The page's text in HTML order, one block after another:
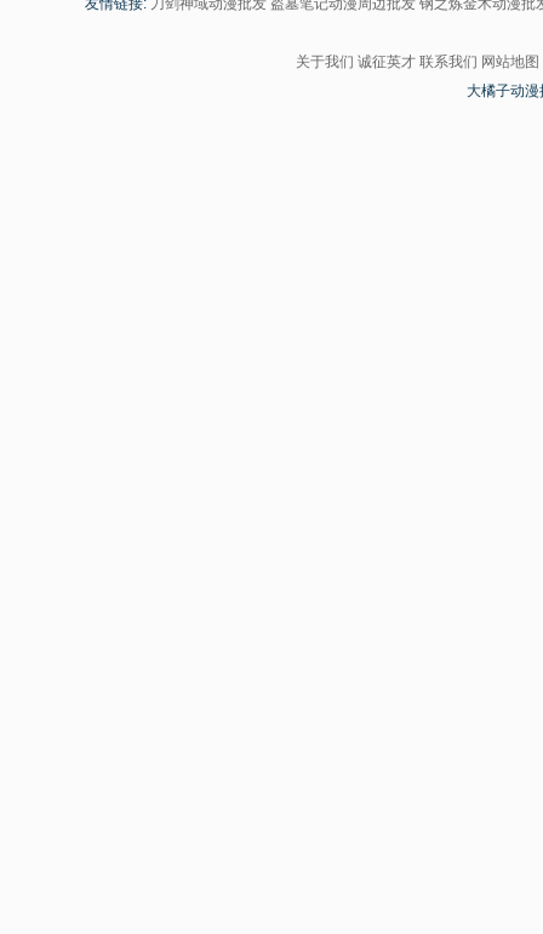
友情链接: 刀剑神域动漫批发 盗墓笔记动漫周边批发 钢之炼金术动漫批
关于我们 诚征英才 联系我们 网站地图
大橘子动